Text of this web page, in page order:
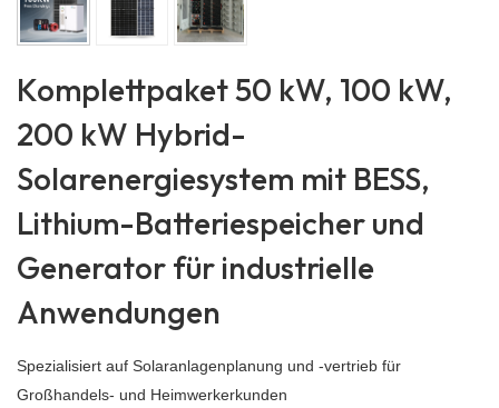
Komplettpaket 50 kW, 100 kW,
200 kW Hybrid-
Solarenergiesystem mit BESS,
Lithium-Batteriespeicher und
Generator für industrielle
Anwendungen
Spezialisiert auf Solaranlagenplanung und -vertrieb für
Großhandels- und Heimwerkerkunden